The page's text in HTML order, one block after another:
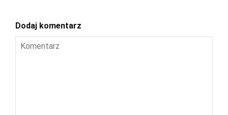
Dodaj komentarz